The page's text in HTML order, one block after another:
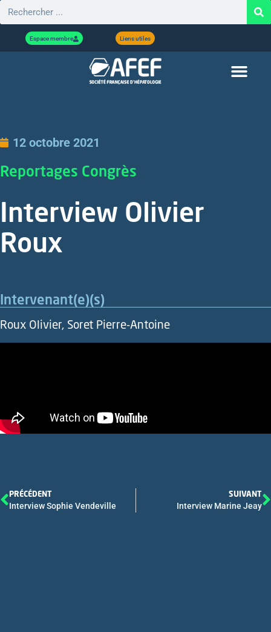
Espace membre Liens utiles
12 octobre 2021
Reportages Congrès
Interview Olivier
Roux
Intervenant(e)(s)
Roux Olivier, Soret Pierre-Antoine
PRÉCÉDENT
Interview Sophie Vendeville
SUIVANT
Interview Marine Jeay